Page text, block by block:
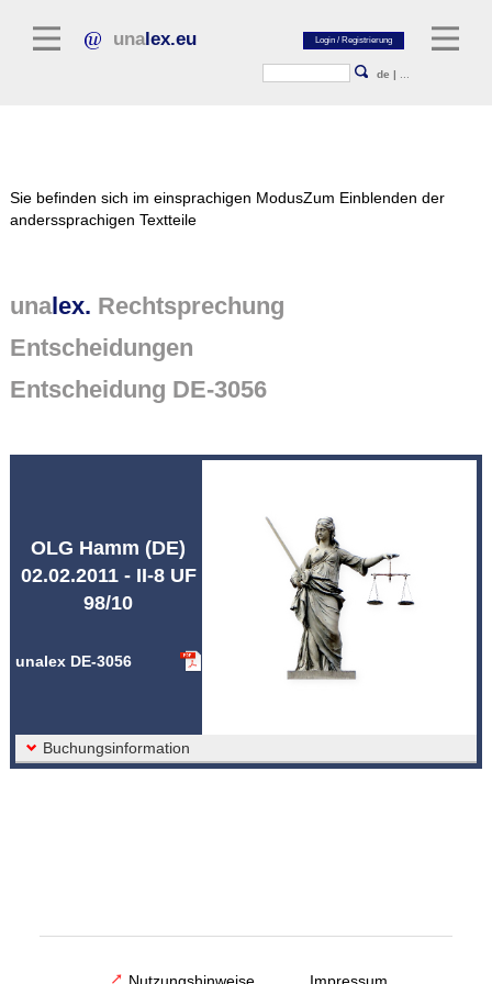
unalex.eu
de |
Normtexte
Rechtsprechung
Sie befinden sich im einsprachigen ModusZum Einblenden der
anderssprachigen Textteile
unalex. Rechtsprechung
Entscheidungen
Entscheidung DE-3056
OLG Hamm (DE)
02.02.2011 - II-8 UF
98/10
unalex DE-3056
Buchungsinformation
Nutzungshinweise Impressum